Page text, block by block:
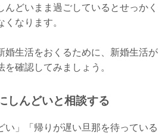
んどいまま過ごしているとせっかく
なります。
婚生活をおくるために、新婚生活が
確認してみましょう。
しんどいと相談する
い」「帰りが遅い旦那を待っている